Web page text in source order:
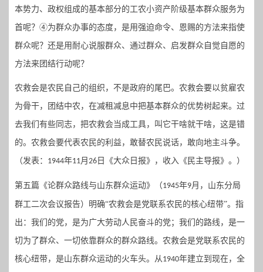
本势力、政权组成的基本部分的工农小资产阶级基本群众服务为
首呢？ ④为群众办事的态度，是用强迫命令、恩赐的方法来指使
群众呢？还是用耐心说服群众、通过群众、启发群众自觉自愿的
方法来团结行动呢？
农救会是农民自己的组织，不是政府的尾巴。农救会要以贫雇农
为骨干，团结中农，在减租减息中把基本群众的优势树起来。过
去我们有些同志，把农救会当成工具，叫它干啥就干啥，这是错
的。农救会要代表农民的利益，敢替农民说话，敢向地主斗争。
（发表： 1944年11月 26 日《大众日报》，收入《民主导报》。）
第五篇《论群众路线与山东群众运动》（1945年9月，山东分局
群工二次会议报告）明确“农救会是党联系农民的核心纽带”。指
出：我们的党，是为广大劳动人民奋斗的党；我们的路线，是一
切为了群众、一切依靠群众的群众路线。农救会是党联系农民的
核心纽带，是山东群众运动的火车头。从 1940年建立到现在，全